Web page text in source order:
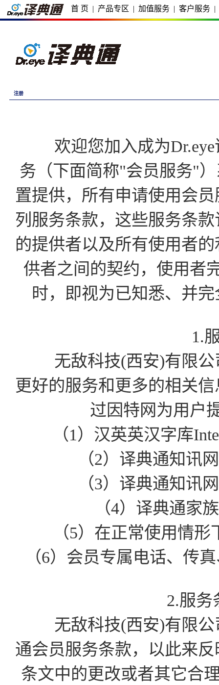
首 页 | 产品专区 | 加值服务 | 客户服务 |
注册
欢迎您加入成为Dr.eye
务（下面简称"会员服务"
置提供，所有申请使用会
列服务条款，这些服务条
的提供者以及所有使用者
供者之间的契约，使用者
时，即视为已知悉、并
1.
无敌科技(西安)有限公
更好的服务和更多的相关
过因特网为用户
（1）汉英英汉字库
（2）译典通知讯
（3）译典通知讯
（4）译典通家
（5）在正常使用情
（6）会员专属电话、传
2.服务
无敌科技(西安)有限公
通会员服务条款，以此来
条文中的更改或者其它合